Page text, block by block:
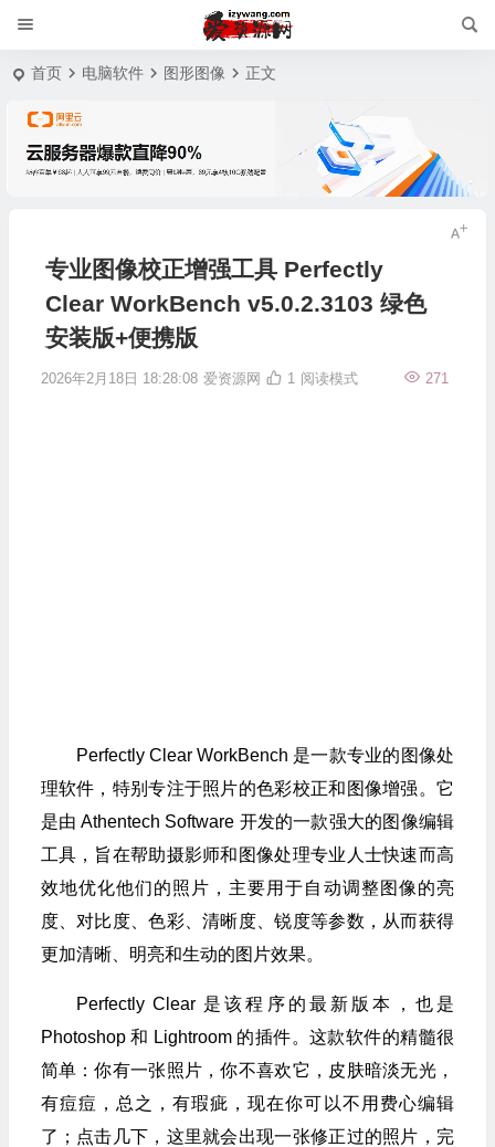
首页 电脑软件 图形图像 正文
专业图像校正增强工具 Perfectly
Clear WorkBench v5.0.2.3103 绿色
安装版+便携版
2026年2月18日 18:28:08 爱资源网 271
1 阅读模式
Perfectly Clear WorkBench 是一款专业的图像处
理软件，特别专注于照片的色彩校正和图像增强。它
是由 Athentech Software 开发的一款强大的图像编辑
工具，旨在帮助摄影师和图像处理专业人士快速而高
效地优化他们的照片，主要用于自动调整图像的亮
度、对比度、色彩、清晰度、锐度等参数，从而获得
更加清晰、明亮和生动的图片效果。
Perfectly Clear 是该程序的最新版本，也是
Photoshop 和 Lightroom 的插件。这款软件的精髓很
简单：你有一张照片，你不喜欢它，皮肤暗淡无光，
有痘痘，总之，有瑕疵，现在你可以不用费心编辑
了；点击几下，这里就会出现一张修正过的照片，完